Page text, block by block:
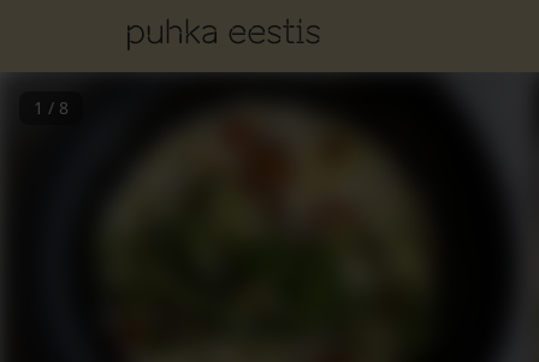
1 / 8